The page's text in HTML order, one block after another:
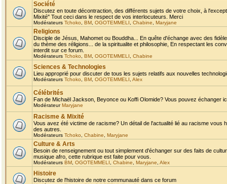
Société
Discutez en toute décontraction, des différents sujets de votre choix, à
Mixité" Tout ceci dans le respect de vos interlocuteurs. Merci
Modérateurs Tchoko BM OGOTEMMELI Chabine Maryjane
Religions
Disciple de Jésus, Mahomet ou Bouddha... En quête d'échange avec des
du thème des réligions... de la spiritualite et philosophie, En respectant les
interdit sur ce forum.
Modérateurs Tchoko BM OGOTEMMELI Chabine
Sciences & Technologies
Lieu approprié pour discuter de tous les sujets relatifs aux nouvelles
Modérateurs Tchoko BM OGOTEMMELI Alex
Célébrités
Fan de Michaël Jackson, Beyonce ou Koffi Olomide? Vous pouvez échanger
ModérateurMaryjane
Racisme & Mixité
Vous avez été victime de racisme? Un détail de l'actualité lié au racisme
des autres.
Modérateurs Tchoko Chabine Maryjane
Culture & Arts
Besoin de renseignement ou tout simplement d'échanger sur des faits de
musique afro, cette rubrique est faite pour vous.
Modérateurs BM OGOTEMMELI Chabine Maryjane Alex
Histoire
Discutez de l'histoire de notre communauté dans ce forum